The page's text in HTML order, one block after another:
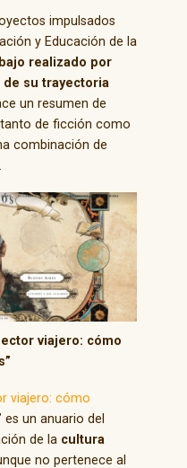
impulsados
y Educación de la
realizado por
de su trayectoria
un resumen de
de ficción como
combinación de
viajero: cómo
viajero: cómo
es un anuario del
de la cultura
no pertenece al